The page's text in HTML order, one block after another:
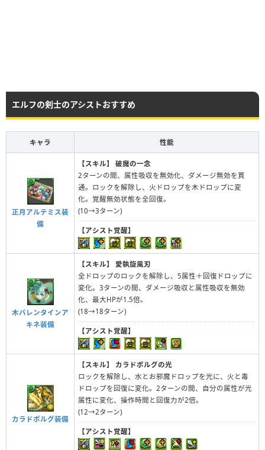
エルフの剣士のアシストおすすめ
キャラ 性能
正月アルテミス装
備
【スキル】
破魔の一念
2ターンの間、属性吸収を無効化、ダメージ無効を貫
通。ロックを解除し、火ドロップを木ドロップに変
化。覚醒無効状態を全回復。
(10→3ターン)
【アシスト覚醒】
木バレンタインア
キネ装備
【スキル】
愛執旋風刃
全ドロップのロックを解除し、5属性＋回復ドロップに
変化。3ターンの間、ダメージ吸収と属性吸収を無効
化、最大HPが1.5倍。
(18→18ターン)
【アシスト覚醒】
カラドボルグ装備
【スキル】
カラドボルグの光
ロックを解除し、水とお邪魔ドロップを光に、火と毒
ドロップを回復に変化。2ターンの間、自分の属性が光
属性に変化、操作時間と回復力が2倍。
(12→2ターン)
【アシスト覚醒】